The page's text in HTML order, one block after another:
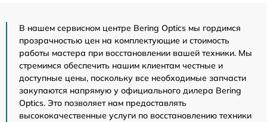
В нашем сервисном центре Bering Optics мы гордимся
прозрачностью цен на комплектующие и стоимость
работы мастера при восстановлении вашей техники. Мы
стремимся обеспечить нашим клиентам честные и
доступные цены, поскольку все необходимые запчасти
закупаются напрямую у официального дилера Bering
Optics. Это позволяет нам предоставлять
высококачественные услуги по восстановлению техники